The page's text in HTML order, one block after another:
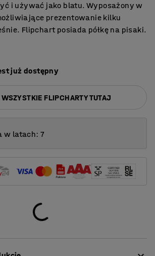
i używać jako blatu. Wyposażony w
prezentowanie kilku
Flipchart posiada półkę na pisaki.
już dostępny
WSZYSTKIE FLIPCHARTY TUTAJ
w latach: 7